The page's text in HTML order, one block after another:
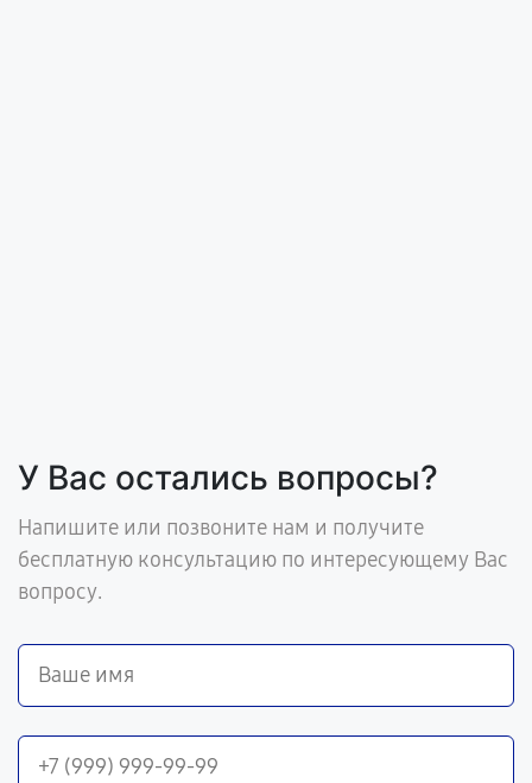
У Вас остались вопросы?
Напишите или позвоните нам и получите
бесплатную консультацию по интересующему Вас
вопросу.